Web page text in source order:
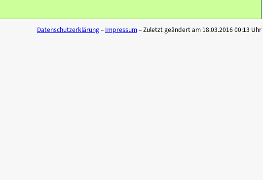
Datenschutzerklärung– Impressum– Zuletzt geändert am 18.03.2016 00:13 Uhr